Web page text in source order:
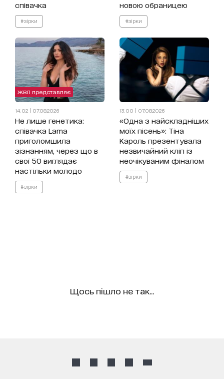
співачка
#зірки
новою обраницею
#зірки
ЖВЛ представляє
14:02 | 07.08.2026
Не лише генетика:
співачка Lama
приголомшила
зізнанням, через що в
свої 50 виглядає
настільки молодо
#зірки
13:00 | 07.08.2026
«Одна з найскладніших
моїх пісень»: Тіна
Кароль презентувала
незвичайний кліп із
неочікуваним фіналом
#зірки
Щось пішло не так...